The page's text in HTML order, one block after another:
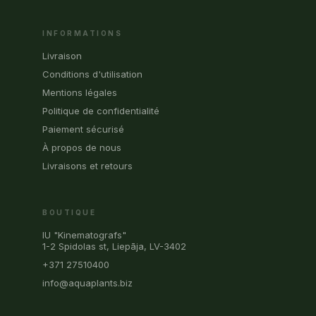
INFORMATIONS
Livraison
Conditions d'utilisation
Mentions légales
Politique de confidentialité
Paiement sécurisé
À propos de nous
Livraisons et retours
BOUTIQUE
IU "Kinematografs"
1-2 Spidolas st, Liepāja, LV-3402
+371 27510400
info@aquaplants.biz